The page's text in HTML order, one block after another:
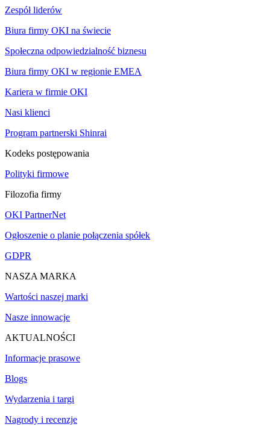
Zespół liderów
Biura firmy OKI na świecie
Społeczna odpowiedzialność biznesu
Biura firmy OKI w regionie EMEA
Kariera w firmie OKI
Nasi klienci
Program partnerski Shinrai
Kodeks postępowania
Polityki firmowe
Filozofia firmy
OKI PartnerNet
Ogłoszenie o planie połączenia spółek
GDPR
NASZA MARKA
Wartości naszej marki
Nasze innowacje
AKTUALNOŚCI
Informacje prasowe
Blogs
Wydarzenia i targi
Nagrody i recenzje